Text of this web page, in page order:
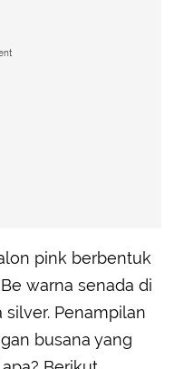
pink berbentuk
warna senada di
Penampilan
busana yang